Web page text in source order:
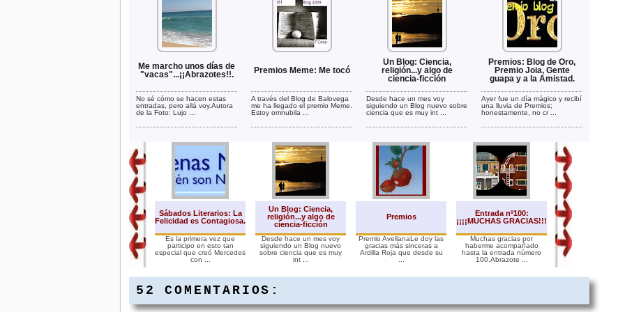
Me marcho unos días de
"vacas"...¡¡Abrazotes!!.
No sé cómo se hacen estas
entradas, pero allá voy.Autora
de la Foto: Lujo ...
Premios Meme: Me tocó
A través del Blog de Balovega
me ha llegado el premio Meme.
Estoy omnubila ...
Un Blog: Ciencia,
religión...y algo de
ciencia-ficción
Desde hace un mes voy
siguiendo un Blog nuevo sobre
ciencia que es muy int ...
Premios: Blog de Oro,
Premio Joia, Gente
guapa y a la Amistad.
Ayer fue un día mágico y recibí
una lluvia de Premios;
honestamente, no cr ...
Sábados Literarios: La
Felicidad es Contagiosa.
Es la primera vez que
participo en esto tan
especial que creó Mercedes
con ...
Un Blog: Ciencia,
religión...y algo de
ciencia-ficción
Desde hace un mes voy
siguiendo un Blog nuevo
sobre ciencia que es muy
int ...
Premios
Premio AvellanaLe doy las
gracias más sinceras a
Ardilla Roja que desde su
Entrada nº100:
¡¡¡¡MUCHAS GRACIAS!!!
Muchas gracias por
haberme acompañado
hasta la entrada número
100.Abrazote ...
Premios Palabras
Premio Palabras
RosasTodos los
son bonitos y
52 COMENTARIOS: